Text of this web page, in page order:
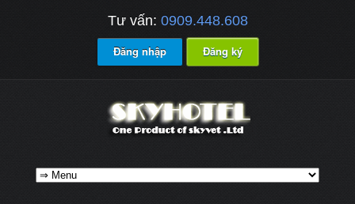
Tư vấn: 0909.448.608
Đăng nhập Đăng ký